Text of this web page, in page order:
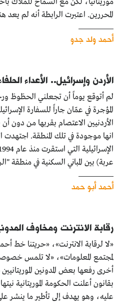
المحررين. اعتبرت الرابطة أنه لم
أحمد ولد جدو
الأردن وإسرائيل.. الأعداء
لم أتوقع يوماً أن تجعلني الحظوظ
المؤجرة في عمّان جاراً للسفارة
الأردنيين الاعتصام بقربها من دون
انها موجودة في تلك المنطقة. اجتهدت
عربة) بين المباني السكنية في منطقة
أحمد أبو حمد
رقابة الانترنت ومخاوف
«لا لرقابة الانترنت»، «حريتنا خط
لمجتمع المعلومات»، «لا تلمس
أخرى رفعها بعض المدونين
بقانون أعلنت الحكومة الموريتانية
عليه، وهو يهدف إلى تأطير ما ينشر